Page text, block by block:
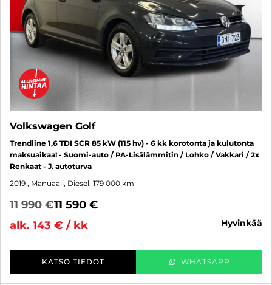
Volkswagen Golf
Trendline 1,6 TDI SCR 85 kW (115 hv) - 6 kk korotonta ja kulutonta
maksuaikaa! - Suomi-auto / PA-Lisälämmitin / Lohko / Vakkari / 2x
Renkaat - J. autoturva
2019 , Manuaali, Diesel, 179 000 km
11 990 €11 590 €
alk. 143 € / kk
hyvinkää
KATSO TIEDOT WHATSAPP